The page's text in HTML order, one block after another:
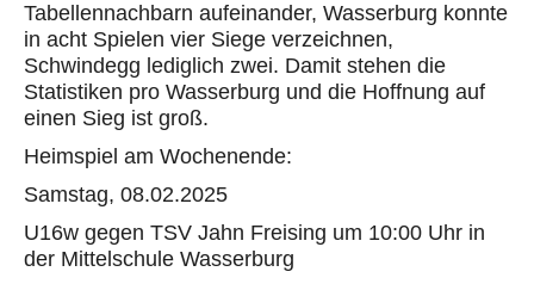
Tabellennachbarn aufeinander, Wasserburg konnte
in acht Spielen vier Siege verzeichnen,
Schwindegg lediglich zwei. Damit stehen die
Statistiken pro Wasserburg und die Hoffnung auf
einen Sieg ist groß.
Heimspiel am Wochenende:
Samstag, 08.02.2025
U16w gegen TSV Jahn Freising um 10:00 Uhr in
der Mittelschule Wasserburg